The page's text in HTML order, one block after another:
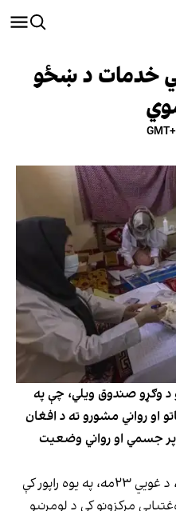
خدمات د ښځو
د وګړو صندوق ویلي، چې په
او رواني مشورو ته د افغان
جسمي او رواني وضعیت
دغه سازمان د چهارشنبې په ورځ، د غويي ۲۳مه، په یوه راپور کې
مرکزونو کې د لومړنیو